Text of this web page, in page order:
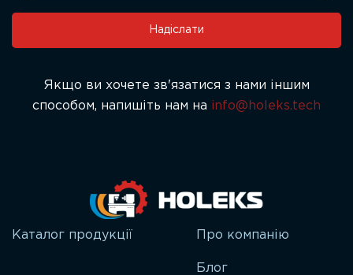
blank.
Надіслати
Якщо ви хочете зв'язатися з нами іншим
способом, напишіть нам на info@holeks.tech
Каталог продукції Про компанію
Блог